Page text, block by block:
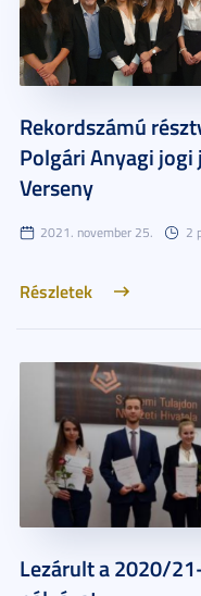
Rekordszámú
Polgári Anyagi
Verseny
2021. november 25. 2
Részletek
Lezárult a 2020/